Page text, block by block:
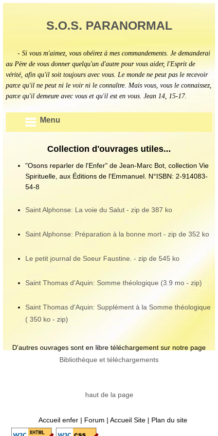
S.O.S. PARANORMAL
- Si vous m'aimez, vous obéirez à mes commandements. Je demanderai
au Père de vous donner quelqu'un d'autre pour vous aider, l'Esprit de
vérité, afin qu'il soit toujours avec vous. Le monde ne peut pas le recevoir
parce qu'il ne peut ni le voir ni le connaître. Mais vous, vous le connaissez,
parce qu'il demeure avec vous et qu'il est en vous. Jean 14, 15-17.
Menu
Collection d'ouvrages utiles...
"Osons reparler de l'Enfer" de Jean-Marc Bot, collection Vie
Spirituelle, aux Éditions de l'Emmanuel. N°ISBN: 2-914083-
54-8
Saint Alphonse: La voie du Salut - zip de 387 ko
Saint Alphonse: Préparation à la bonne mort - zip de 352 ko
Le petit journal de Soeur Faustine. - zip de 545 ko
Saint Thomas d'Aquin: Somme théologique (3.9 mo - zip)
Saint Thomas d'Aquin: Supplément à la Somme théologique
( 350 ko - zip)
D'autres ouvrages sont en libre téléchargement sur notre page
Bibliothèque et téléchargements
haut de la page
Accueil enfer| Forum | Accueil Site| Plan du site